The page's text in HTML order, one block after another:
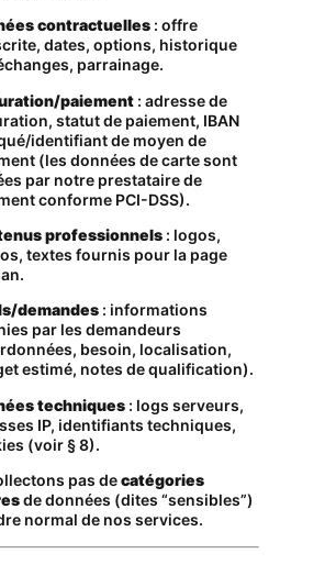
contractuelles : offre
dates, options, historique
parrainage.
paiement : adresse de
statut de paiement, IBAN
identifiant de moyen de
(les données de carte sont
par notre prestataire de
conforme PCI-DSS).
professionnels : logos,
textes fournis pour la page
demandes : informations
par les demandeurs
besoin, localisation,
estimé, notes de qualification).
techniques : logs serveurs,
IP, identifiants techniques,
(voir § 8).
pas decatégories
de données (dites “sensibles”)
normal de nos services.